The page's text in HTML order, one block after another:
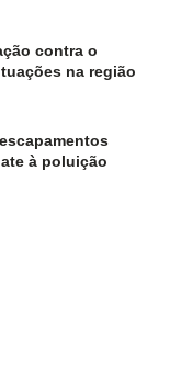
contra o
na região
à poluição